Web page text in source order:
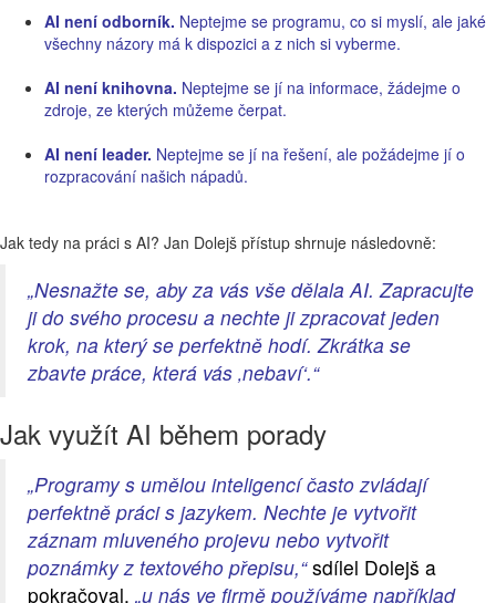
AI není odborník. Neptejme se programu, co si myslí, ale jaké
všechny názory má k dispozici a z nich si vyberme.
AI není knihovna. Neptejme se jí na informace, žádejme o
zdroje, ze kterých můžeme čerpat.
AI není leader. Neptejme se jí na řešení, ale požádejme jí o
rozpracování našich nápadů.
Jak tedy na práci s AI? Jan Dolejš přístup shrnuje následovně:
„Nesnažte se, aby za vás vše dělala AI. Zapracujte
ji do svého procesu a nechte ji zpracovat jeden
krok, na který se perfektně hodí. Zkrátka se
zbavte práce, která vás ‚nebaví‘.“
Jak využít AI během porady
„Programy s umělou inteligencí často zvládají
perfektně práci s jazykem. Nechte je vytvořit
záznam mluveného projevu nebo vytvořit
poznámky z textového přepisu,“sdílel Dolejš a
pokračoval, „u nás ve firmě používáme například